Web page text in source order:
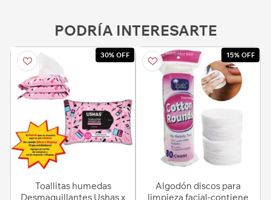
PODRÍA INTERESARTE
30% OFF
Toallitas humedas
Desmaquillantes Ushas x
15% OFF
Algodón discos para
limpieza facial-contiene